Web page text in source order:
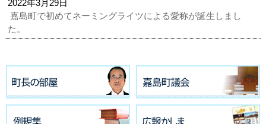
2022年3月29日
嘉島町で初めてネーミングライツによる愛称が誕生しまし
た。